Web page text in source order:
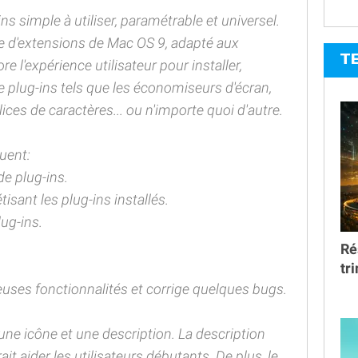
simple à utiliser, paramétrable et universel.
de Mac OS 9, adapté aux
l'expérience utilisateur pour installer,
ins tels que les économiseurs d'écran,
de caractères... ou n'importe quoi d'autre.
plug-ins.
les plug-ins installés.
ins.
fonctionnalités et corrige quelques bugs.
icône et une description. La description